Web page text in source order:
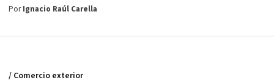
PorIgnacio Raúl Carella
/ Comercio exterior